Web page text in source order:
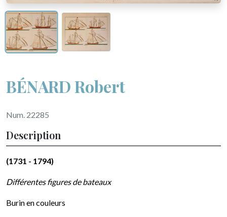
BÉNARD Robert
Num. 22285
Description
(1731 - 1794)
Différentes figures de bateaux
Burin en couleurs